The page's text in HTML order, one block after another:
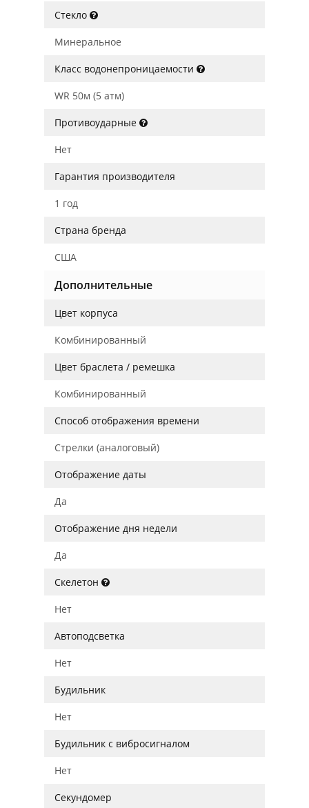
Стекло
Минеральное
Класс водонепроницаемости
WR 50м (5 атм)
Противоударные
Нет
Гарантия производителя
1 год
Страна бренда
США
Дополнительные
Цвет корпуса
Комбинированный
Цвет браслета / ремешка
Комбинированный
Способ отображения времени
Стрелки (аналоговый)
Отображение даты
Да
Отображение дня недели
Да
Скелетон
Нет
Автоподсветка
Нет
Будильник
Нет
Будильник с вибросигналом
Нет
Секундомер